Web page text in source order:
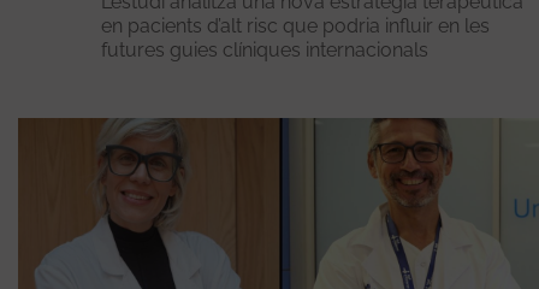
en pacients d’alt risc que podria influir en les
futures guies clíniques internacionals